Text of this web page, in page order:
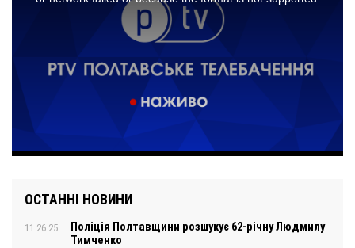
ОСТАННІ НОВИНИ
11.26.25
Поліція Полтавщини розшукує 62-річну Людмилу
Тимченко